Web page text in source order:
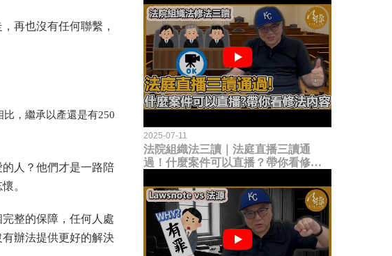
再也沒有任何聯繫，
，繼承以產還是有250
人？他們才是一路陪
。
整的保障，任何人處
辦法提供更好的解決
2025-07-11
法院組織法三讀｜法庭直播三讀通
過！什麼案件可以直播？帶你看修法